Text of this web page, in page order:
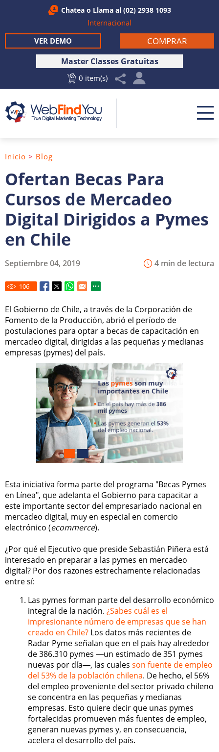
Chatea o Llama al (02) 2938 1093
Internacional
Master Classes Gratuitas
0 item(s)
COMPRAR
VER DEMO
Ofertan Becas Para
Cursos de Mercadeo
Digital Dirigidos a Pymes
en Chile
Inicio > Blog
4 min de lectura
Septiembre 04, 2019
106
El Gobierno de Chile, a través de la Corporación de
Fomento de la Producción, abrió el período de
postulaciones para optar a becas de capacitación en
mercadeo digital, dirigidas a las pequeñas y medianas
empresas (pymes) del país.
Esta iniciativa forma parte del programa "Becas Pymes
en Línea", que adelanta el Gobierno para capacitar a
este importante sector del empresariado nacional en
mercadeo digital, muy en especial en comercio
electrónico (ecommerce).
¿Por qué el Ejecutivo que preside Sebastián Piñera está
interesado en preparar a las pymes en mercadeo
digital? Por dos razones estrechamente relacionadas
entre sí:
Las pymes forman parte del desarrollo económico
integral de la nación. ¿Sabes cuál es el
impresionante número de empresas que se han
creado en Chile? Los datos más recientes de
Radar Pyme señalan que en el país hay alrededor
de 386.310 pymes ―un estimado de 351 pymes
nuevas por día―, las cuales son fuente de empleo
del 53% de la población chilena. De hecho, el 56%
del empleo proveniente del sector privado chileno
se concentra en las pequeñas y medianas
empresas. Esto quiere decir que unas pymes
fortalecidas promueven más fuentes de empleo,
generan nuevas pymes y, en consecuencia,
acelera el desarrollo del país.